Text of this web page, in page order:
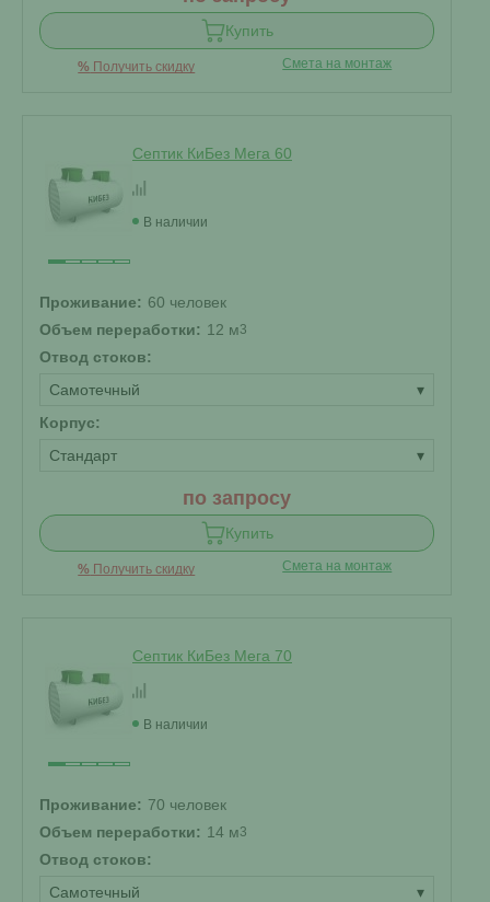
Купить
% Получить скидку Смета на монтаж
Септик КиБез Мега 60
В наличии
Проживание: 60 человек
Объем переработки: 12 м3
Отвод стоков:
Самотечный
▾
Корпус:
Стандарт
▾
по запросу
Купить
% Получить скидку Смета на монтаж
Септик КиБез Мега 70
В наличии
Проживание: 70 человек
Объем переработки: 14 м3
Отвод стоков:
Самотечный
▾